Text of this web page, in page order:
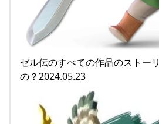
ゼル伝のすべての作品のストー
の？2024.05.23